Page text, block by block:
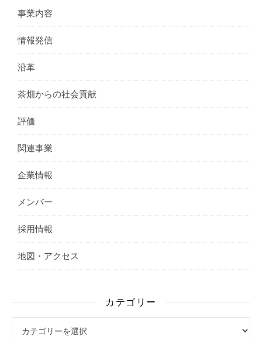
事業内容
情報発信
沿革
茶畑からの社会貢献
評価
関連事業
企業情報
メンバー
採用情報
地図・アクセス
カテゴリー